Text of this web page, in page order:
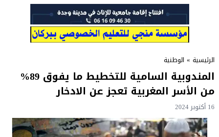
الرئيسية » الوطنية
المندوبية السامية للتخطيط ما يفوق 89%
من الأسر المغربية تعجز عن الادخار
16 أكتوبر 2024